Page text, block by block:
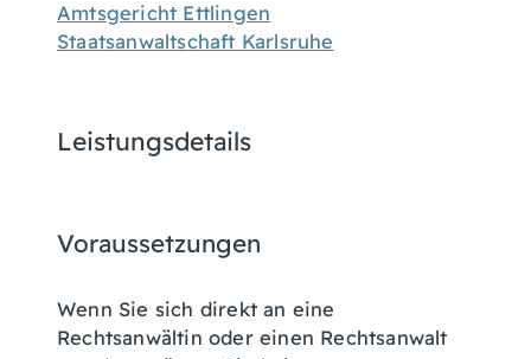
Amtsgericht Ettlingen
Staatsanwaltschaft Karlsruhe
Leistungsdetails
Voraussetzungen
Wenn Sie sich direkt an eine
Rechtsanwältin oder einen Rechtsanwalt